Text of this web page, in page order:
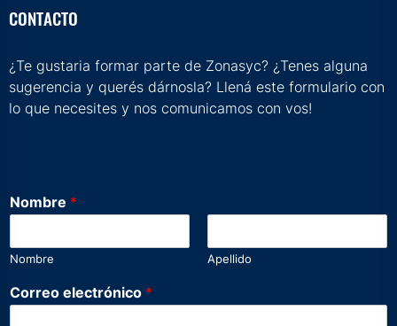
CONTACTO
¿Te gustaria formar parte de Zonasyc? ¿Tenes alguna
sugerencia y querés dárnosla? Llená este formulario con
lo que necesites y nos comunicamos con vos!
Nombre *
Nombre Apellido
m
e
Correo electrónico *